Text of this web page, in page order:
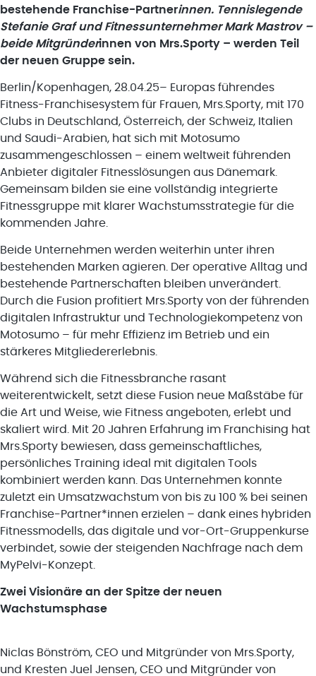
bestehende Franchise-Partnerinnen. Tennislegende
Stefanie Graf und Fitnessunternehmer Mark Mastrov –
beide Mitgründerinnen von Mrs.Sporty – werden Teil
der neuen Gruppe sein.
Berlin/Kopenhagen, 28.04.25– Europas führendes
Fitness-Franchisesystem für Frauen, Mrs.Sporty, mit 170
Clubs in Deutschland, Österreich, der Schweiz, Italien
und Saudi-Arabien, hat sich mit Motosumo
zusammengeschlossen – einem weltweit führenden
Anbieter digitaler Fitnesslösungen aus Dänemark.
Gemeinsam bilden sie eine vollständig integrierte
Fitnessgruppe mit klarer Wachstumsstrategie für die
kommenden Jahre.
Beide Unternehmen werden weiterhin unter ihren
bestehenden Marken agieren. Der operative Alltag und
bestehende Partnerschaften bleiben unverändert.
Durch die Fusion profitiert Mrs.Sporty von der führenden
digitalen Infrastruktur und Technologiekompetenz von
Motosumo – für mehr Effizienz im Betrieb und ein
stärkeres Mitgliedererlebnis.
Während sich die Fitnessbranche rasant
weiterentwickelt, setzt diese Fusion neue Maßstäbe für
die Art und Weise, wie Fitness angeboten, erlebt und
skaliert wird. Mit 20 Jahren Erfahrung im Franchising hat
Mrs.Sporty bewiesen, dass gemeinschaftliches,
persönliches Training ideal mit digitalen Tools
kombiniert werden kann. Das Unternehmen konnte
zuletzt ein Umsatzwachstum von bis zu 100 % bei seinen
Franchise-Partner*innen erzielen – dank eines hybriden
Fitnessmodells, das digitale und vor-Ort-Gruppenkurse
verbindet, sowie der steigenden Nachfrage nach dem
MyPelvi-Konzept.
Zwei Visionäre an der Spitze der neuen
Wachstumsphase
Niclas Bönström, CEO und Mitgründer von Mrs.Sporty,
und Kresten Juel Jensen, CEO und Mitgründer von